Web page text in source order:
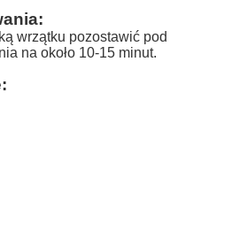
wrzątku pozostawić pod
na około 10-15 minut.